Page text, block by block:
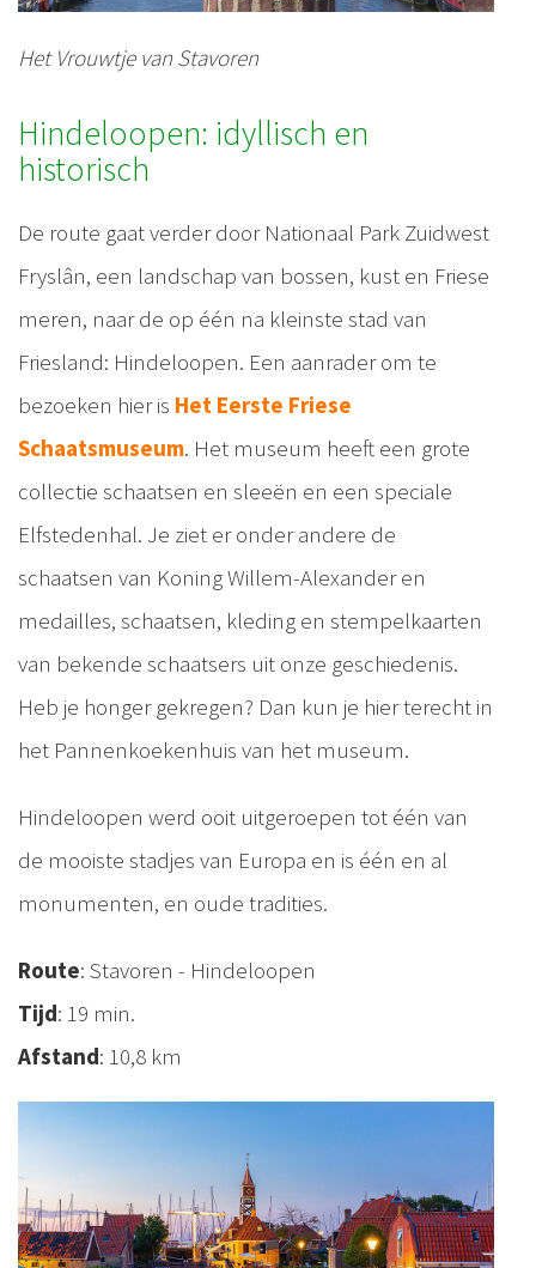
Het Vrouwtje van Stavoren
Hindeloopen: idyllisch en
historisch
De route gaat verder door Nationaal Park Zuidwest
Fryslân, een landschap van bossen, kust en Friese
meren, naar de op één na kleinste stad van
Friesland: Hindeloopen. Een aanrader om te
bezoeken hier is Het Eerste Friese
Schaatsmuseum. Het museum heeft een grote
collectie schaatsen en sleeën en een speciale
Elfstedenhal. Je ziet er onder andere de
schaatsen van Koning Willem-Alexander en
medailles, schaatsen, kleding en stempelkaarten
van bekende schaatsers uit onze geschiedenis.
Heb je honger gekregen? Dan kun je hier terecht in
het Pannenkoekenhuis van het museum.
Hindeloopen werd ooit uitgeroepen tot één van
de mooiste stadjes van Europa en is één en al
monumenten, en oude tradities.
Route: Stavoren - Hindeloopen
Tijd: 19 min.
Afstand: 10,8 km